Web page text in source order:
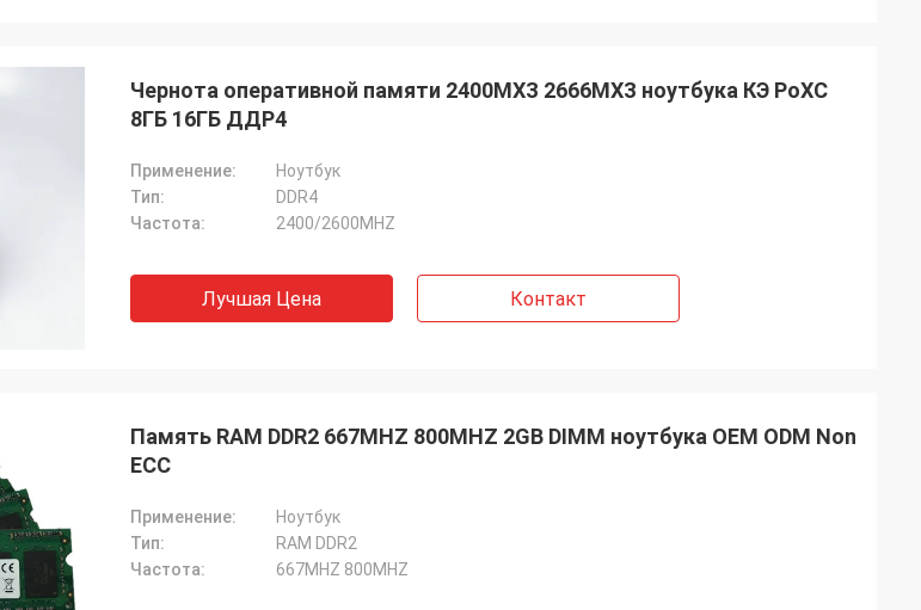
Чернота оперативной памяти 2400МХЗ 2666МХЗ ноутбука КЭ РоХС
8ГБ 16ГБ ДДР4
Применение:
Ноутбук
Тип:
DDR4
Частота:
2400/2600MHZ
Лучшая Цена Контакт
Память RAM DDR2 667MHZ 800MHZ 2GB DIMM ноутбука OEM ODM Non
ECC
Применение:
Ноутбук
Тип:
RAM DDR2
Частота:
667MHZ 800MHZ